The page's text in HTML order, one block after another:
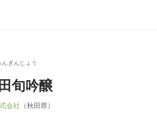
ぎんじょう
旬吟醸
会社 （秋田県）